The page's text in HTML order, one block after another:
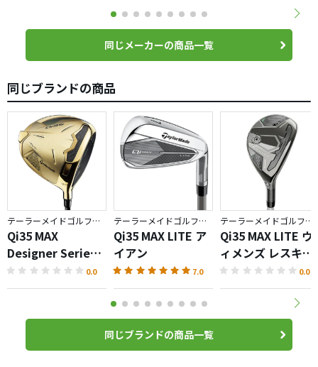
同じメーカーの商品一覧
同じブランドの商品
テーラーメイドゴルフ／Qi35
Qi35 MAX
Designer Series
ドライバー ゴール
ド＆シルバー
0.0
テーラーメイドゴルフ／Qi35
Qi35 MAX LITE ア
イアン
7.0
テーラーメイドゴルフ／Qi35
Qi35 MAX LITE ウ
ィメンズ レスキュ
ー
0.0
同じブランドの商品一覧